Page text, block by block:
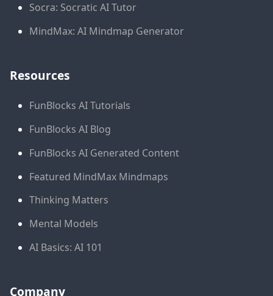
Socra: Socratic AI Tutor
MindMax: AI Mindmap Generator
Resources
FunBlocks AI Tutorials
FunBlocks AI Blog
FunBlocks AI Generated Content
Featured MindMax Mindmaps
Thinking Matters
Mental Models
AI Basics: AI 101
Company